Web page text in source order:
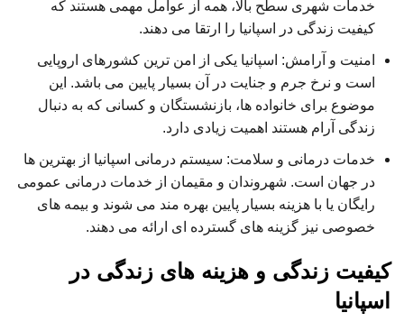
خدمات شهری سطح بالا، همه از عوامل مهمی هستند که
کیفیت زندگی در اسپانیا را ارتقا می دهند.
امنیت و آرامش: اسپانیا یکی از امن ترین کشورهای اروپایی
است و نرخ جرم و جنایت در آن بسیار پایین می باشد. این
موضوع برای خانواده ها، بازنشستگان و کسانی که به دنبال
زندگی آرام هستند اهمیت زیادی دارد.
خدمات درمانی و سلامت: سیستم درمانی اسپانیا از بهترین ها
در جهان است. شهروندان و مقیمان از خدمات درمانی عمومی
رایگان یا با هزینه بسیار پایین بهره مند می شوند و بیمه های
خصوصی نیز گزینه های گسترده ای ارائه می دهند.
کیفیت زندگی و هزینه های زندگی در
اسپانیا